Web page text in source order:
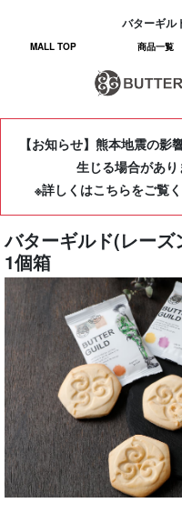
バターギル
MALL TOP 商品一覧
【お知らせ】熊本地震の
生じる場合があり
※詳しくはこちらをご覧
バターギルド(レーズ
1個箱